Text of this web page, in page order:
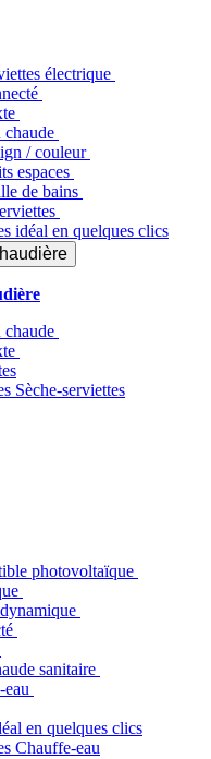
électrique
chaude
/ couleur
espaces
de bains
idéal en quelques clics
chaude
Sèche-serviettes
photovoltaïque
sanitaire
eau
en quelques clics
Chauffe-eau